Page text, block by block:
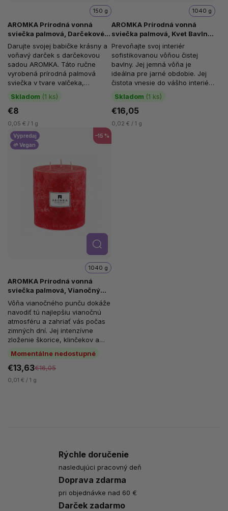
AROMKA Prírodná vonná
sviečka palmová, Darčekové
balenie, Pre Babičku, valček +
soška anjelik, staroružová
Skladom (1 ks)
150 g
€8
0,05 € / 1 g
Darujte svojej babičke krásny a
voňavý darček s darčekovou
sadou AROMKA. Táto ručne
vyrobená prírodná palmová
sviečka v tvare valčeka,
doplnená o sošku anjelika, je
zabalená v...
AROMKA Prírodná vonná
sviečka palmová, Kvet Bavlny,
Valec 3 knôty, priemer 11,4 cm,
výška 12 cm
Skladom (1 ks)
1040 g
€16,05
0,02 € / 1 g
Prevoňajte svoj interiér
sofistikovanou vôňou čistej
bavlny. Jej jemná vôňa je
ideálna pre jarné obdobie. Jej
čistota vnesie do vášho interiéru
sviežosť. Jemná vôňa čistej...
Výpredaj
🌱 Vegan
–15 %
AROMKA Prírodná vonná
sviečka palmová, Vianočný
Punč, Valec 3 knôty, priemer
11,4 cm, výška 12 cm
Momentálne nedostupné
1040 g
€13,63€16,05
0,01 € / 1 g
Detail
Vôňa vianočného punču dokáže
navodiť tú najlepšiu vianočnú
atmosféru a zahriať vás počas
zimných dní. Jej intenzívne
zloženie škorice, klinčekov a
Rýchle doručenie
nasledujúci pracovný deň
Doprava zdarma
pri objednávke nad 60 €
Darček zadarmo